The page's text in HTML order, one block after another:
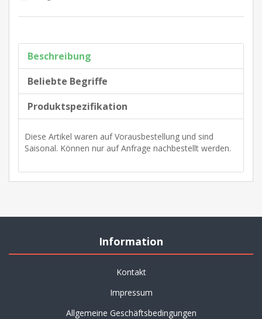
Beschreibung
Beliebte Begriffe
Produktspezifikation
Diese Artikel waren auf Vorausbestellung und sind
Saisonal. Können nur auf Anfrage nachbestellt werden.
Information
Kontakt
Impressum
Allgemeine Geschäftsbedingungen